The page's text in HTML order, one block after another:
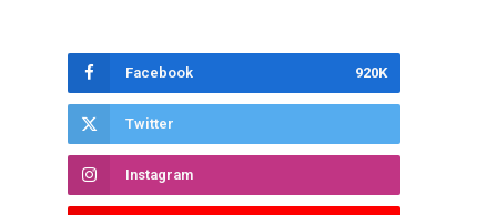
Facebook 920K
Twitter
Instagram